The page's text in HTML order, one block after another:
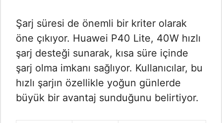
Şarj süresi de önemli bir kriter olarak
öne çıkıyor. Huawei P40 Lite, 40W hızlı
şarj desteği sunarak, kısa süre içinde
şarj olma imkanı sağlıyor. Kullanıcılar, bu
hızlı şarjın özellikle yoğun günlerde
büyük bir avantaj sunduğunu belirtiyor.